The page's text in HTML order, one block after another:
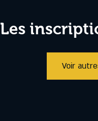
Les
Voir